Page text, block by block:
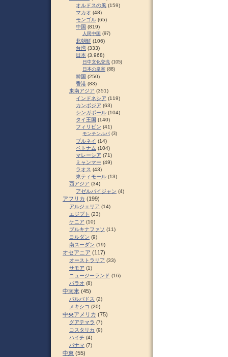
オルドスの風 (159)
マカオ (48)
モンゴル (65)
中国 (819)
人民中国 (97)
北朝鮮 (106)
台湾 (333)
日本 (3,968)
日中文化交流 (105)
日本の皇室 (88)
韓国 (250)
香港 (83)
東南アジア (351)
インドネシア (119)
カンボジア (63)
シンガポール (104)
タイ王国 (140)
フィリピン (41)
モンテンルパ (3)
ブルネイ (14)
ベトナム (104)
マレーシア (71)
ミャンマー (49)
ラオス (43)
東ティモール (13)
西アジア (34)
アゼルバイジャン (4)
アフリカ (199)
アルジェリア (14)
エジプト (23)
ケニア (10)
ブルキナファソ (11)
ヨルダン (9)
南スーダン (19)
オセアニア (117)
オーストラリア (33)
サモア (1)
ニュージーランド (16)
パラオ (8)
中南米 (45)
バルバドス (2)
メキシコ (20)
中央アメリカ (75)
グアテマラ (7)
コスタリカ (9)
ハイチ (4)
パナマ (7)
中東 (55)